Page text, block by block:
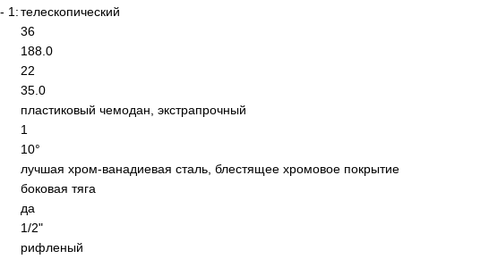
1:телескопический
36
188.0
22
35.0
пластиковый чемодан, экстрапрочный
1
10°
лучшая хром-ванадиевая сталь, блестящее хромовое покрытие
боковая тяга
да
1/2"
рифленый